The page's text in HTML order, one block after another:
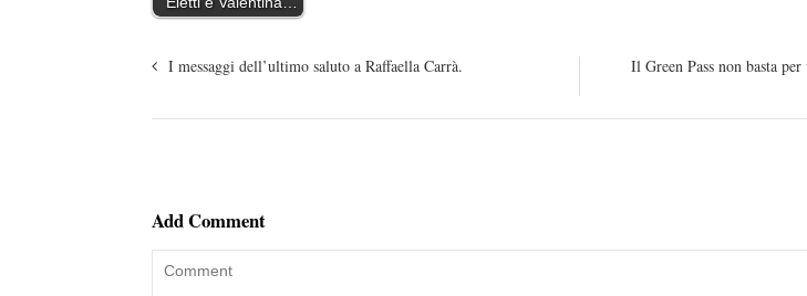
I messaggi dell’ultimo saluto a Raffaella Carrà.
Il Green Pass non basta
Add Comment